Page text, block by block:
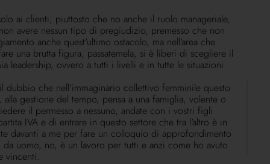
ai clienti, piuttosto che no anche il ruolo manageriale,
avere nessun tipo di pregiudizio, premesso che non
anche quest'ultimo ostacolo, ma nell'area che
una brutta figura, passatemela, si è liberi di scegliere il
leadership, ovvero a tutti i livelli e in tutte le situazioni
che nell'immaginario collettivo femminile questo
gestione del tempo, pensa a una famiglia, volente o
il permesso a nessuno, andate con i vostri figli
IVA e di entrare in questo settore che tra l'altro è in
davanti a me per fare un colloquio di approfondimento
uomo, no, è un lavoro per tutti e anzi come ho avuto
vincenti.